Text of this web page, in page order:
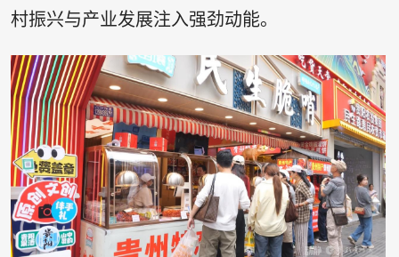
村振兴与产业发展注入强劲动能。